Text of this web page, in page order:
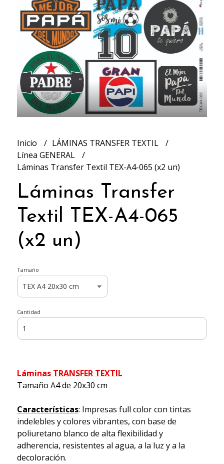
Inicio
LÁMINAS TRANSFER TEXTIL
Línea GENERAL
Láminas Transfer Textil TEX-A4-065 (x2 un)
Láminas Transfer
Textil TEX-A4-065
(x2 un)
Tamaño
Cantidad
Láminas TRANSFER TEXTIL
Tamaño A4 de 20x30 cm
Características: Impresas full color con tintas
indelebles y colores vibrantes, con base de
poliuretano blanco de alta flexibilidad y
adherencia, resistentes al agua, a la luz y a la
decoloración.